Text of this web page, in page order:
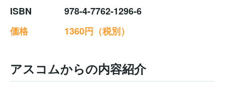
ISBN
978-4-7762-1296-6
価格
1360円（税別）
アスコムからの内容紹介